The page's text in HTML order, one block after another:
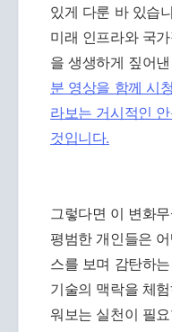
있게 다룬 바 있습
미래 인프라와 국
을 생생하게 짚어낸
분 영상을 함께 시
라보는 거시적인
것입니다.
그렇다면 이 변화
평범한 개인들은
스를 보며 감탄하
기술의 맥락을 체
워보는 실천이 필